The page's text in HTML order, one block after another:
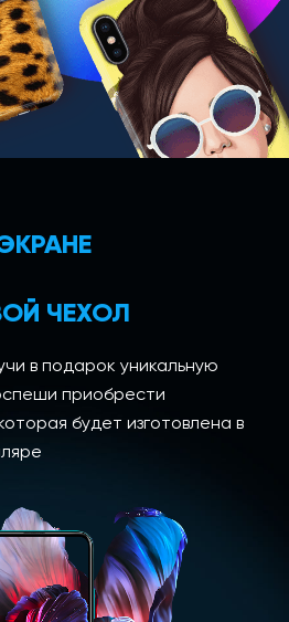
ЧЕХОЛ
в подарок уникальную
приобрести
будет изготовлена в